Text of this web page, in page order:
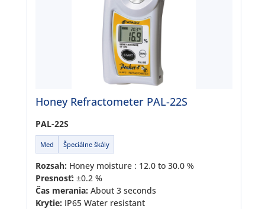
Honey Refractometer PAL-22S
PAL-22S
Med Špeciálne škály
Rozsah: Honey moisture : 12.0 to 30.0 %
Presnosť: ±0.2 %
Čas merania: About 3 seconds
Krytie: IP65 Water resistant